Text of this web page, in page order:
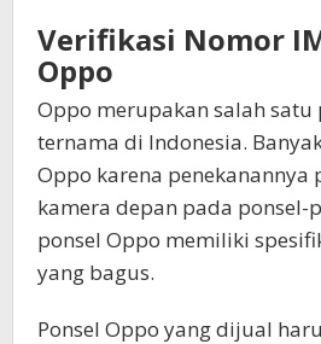
Verifikasi Nomor
Oppo
Oppo merupakan salah satu
ternama di Indonesia.
Oppo karena penekanannya
kamera depan pada ponsel-
ponsel Oppo memiliki
yang bagus.
Ponsel Oppo yang dijual